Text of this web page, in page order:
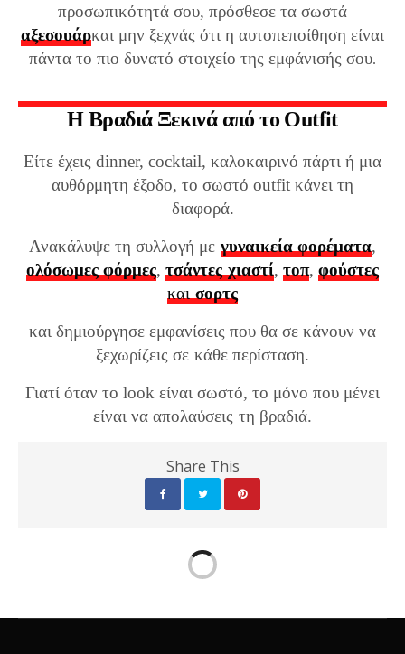
προσωπικότητά σου, πρόσθεσε τα σωστά
αξεσουάρκαι μην ξεχνάς ότι η αυτοπεποίθηση είναι
πάντα το πιο δυνατό στοιχείο της εμφάνισής σου.
Η Βραδιά Ξεκινά από το Outfit
Είτε έχεις dinner, cocktail, καλοκαιρινό πάρτι ή μια
αυθόρμητη έξοδο, το σωστό outfit κάνει τη
διαφορά.
Ανακάλυψε τη συλλογή με γυναικεία φορέματα,
ολόσωμες φόρμες,τσάντες χιαστί, τοπ, φούστες
και σορτς
και δημιούργησε εμφανίσεις που θα σε κάνουν να
ξεχωρίζεις σε κάθε περίσταση.
Γιατί όταν το look είναι σωστό, το μόνο που μένει
είναι να απολαύσεις τη βραδιά.
Share This